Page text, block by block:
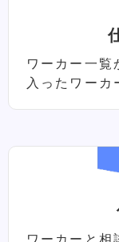
ワーカー⼀覧
⼊ったワーカ
ワーカーと相